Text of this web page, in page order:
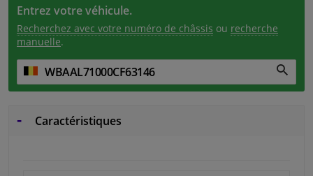
Entrez votre véhicule.
Recherchez avec votre numéro de châssis ou recherche
manuelle.
Caractéristiques